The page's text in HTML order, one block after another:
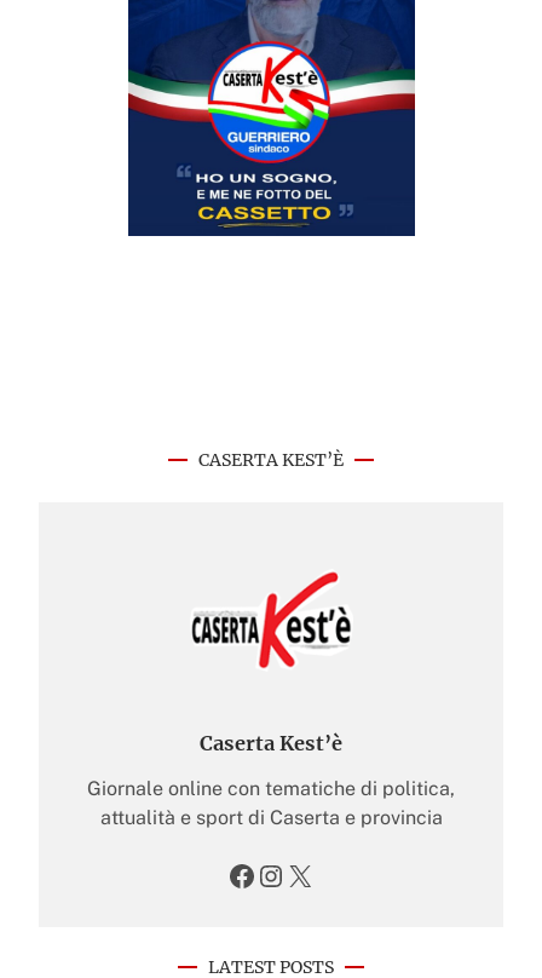
CASERTA KEST’È
Caserta Kest’è
Giornale online con tematiche di politica,
attualità e sport di Caserta e provincia
Facebook Instagram X
LATEST POSTS